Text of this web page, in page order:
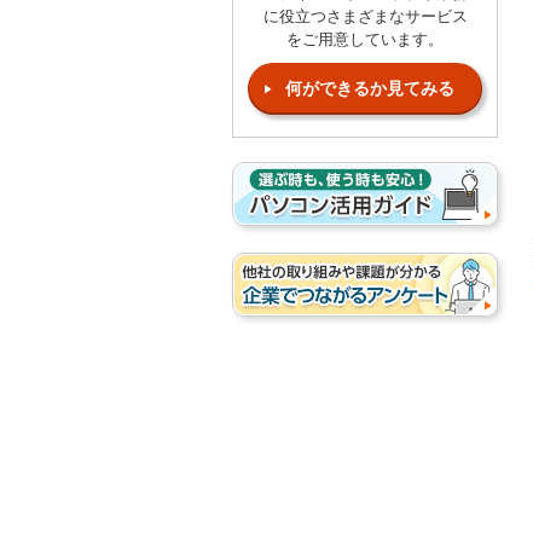
に役立つさまざまなサービス
をご用意しています。
何ができるか見てみる